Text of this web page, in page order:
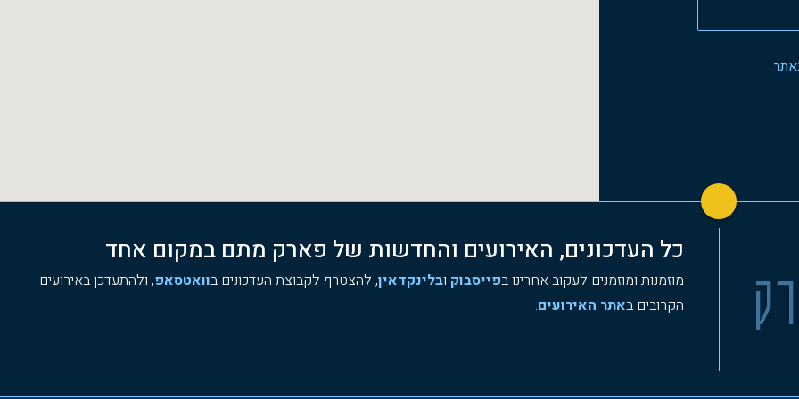
כל העדכונים, האירועים והחדשות של פארק מתם במקום אחד
מוזמנות ומוזמנים לעקוב אחרינו בפייסבוק ובלינקדאין, להצטרף לקבוצת העדכונים בוואטסאפ, ולהתעדכן באירועים
הקרובים באתר האירועים.